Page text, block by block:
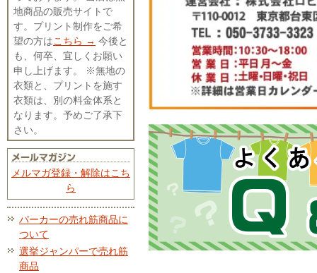
地商品の販売サイトで
す。プリント制作をご希
望の方はこちら → 今後と
も、何卒、宜しくお願い
申し上げます。 ※無地の
衣類と、プリントを施す
衣類は、別の料金体系と
なります。予めご了承下
さい。
メルマガ登録・解除はこち
ら
パーカーの売れ筋商品に
ついて
選挙ジャンパーで売れ筋
商品